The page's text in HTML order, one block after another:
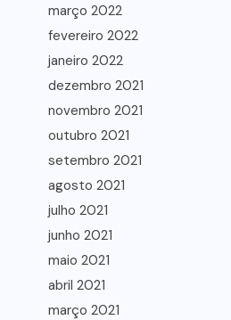
março 2022
fevereiro 2022
janeiro 2022
dezembro 2021
novembro 2021
outubro 2021
setembro 2021
agosto 2021
julho 2021
junho 2021
maio 2021
abril 2021
março 2021